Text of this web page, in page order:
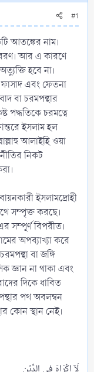
#1
আতঙ্কের নাম।
আর এ কারণে
হবে না।
ফাসাদ এবং ফেতনা
বা চরমপন্থার
পদ্ধতিকে চরমত্বে
ইসলাম হল
আলাইহি ওয়া
নিকট
ইসলামদ্রোহী
সম্পৃক্ত করছে।
সম্পূর্ণ বিপরীত।
অপব্যাখ্যা করে
বা জঙ্গি
জ্ঞান না থাকা এবং
দিকে ধাবিত
পথ অবলম্বন
কোন স্থান নেই।